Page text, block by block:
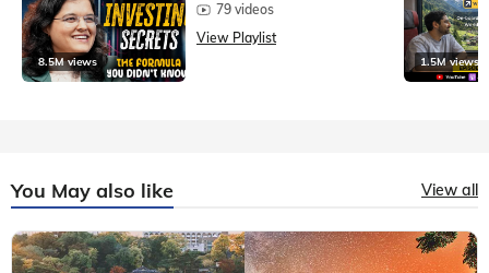
8.5M views
79 videos
View Playlist
1.5M views
You May also like View all